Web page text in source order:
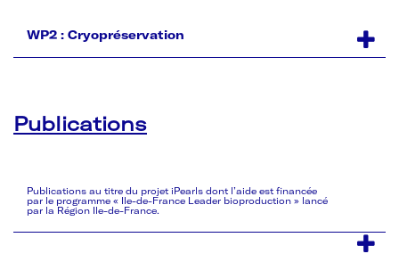
partir d'iPSCs et contrôle qualité
Preuve de concept pour la toxicologie prédictive
WP2 : Cryopréservation
congélation (descente et remontée en
procédures standardisées qualité
Publications
Publications au titre du projet iPearls dont l’aide est financée
par le programme « Ile-de-France Leader bioproduction » lancé
par la Région Ile-de-France.